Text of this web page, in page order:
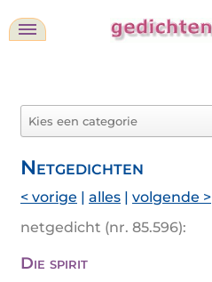
Netgedichten
< vorige | alles | volgende >
netgedicht (nr. 85.596):
Die spirit